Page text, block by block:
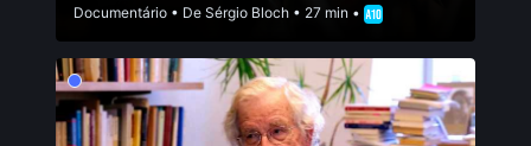
Documentário • De Sérgio Bloch • 27 min •